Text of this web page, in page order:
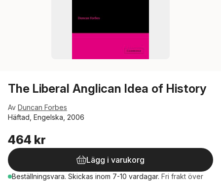
The Liberal Anglican Idea of History
Av Duncan Forbes
Häftad, Engelska, 2006
464 kr
Lägg i varukorg
Beställningsvara. Skickas inom 7-10 vardagar. Fri frakt över